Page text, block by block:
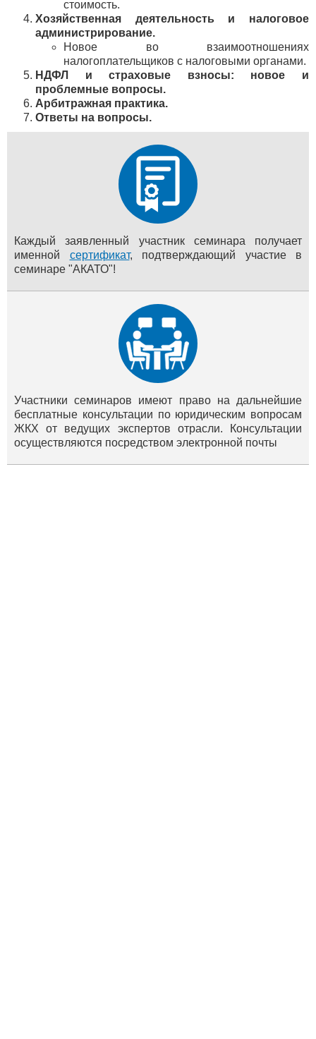
стоимость.
Хозяйственная деятельность и налоговое
администрирование.
Новое во взаимоотношениях
налогоплательщиков с налоговыми органами.
НДФЛ и страховые взносы: новое и
проблемные вопросы.
Арбитражная практика.
Ответы на вопросы.
Каждый заявленный участник семинара получает
именной сертификат, подтверждающий участие в
семинаре "АКАТО"!
Участники семинаров имеют право на дальнейшие
бесплатные консультации по юридическим вопросам
ЖКХ от ведущих экспертов отрасли. Консультации
осуществляются посредством электронной почты